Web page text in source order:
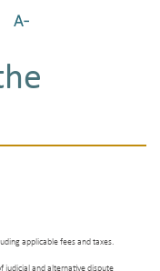
applicable fees and taxes.
judicial and alternative dispute